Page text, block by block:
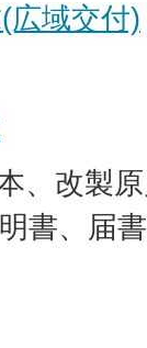
広域交付)
、改製
書、届